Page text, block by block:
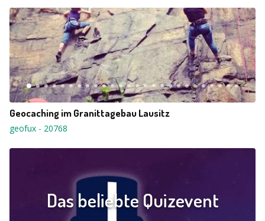
Geocaching im Granittagebau Lausitz
geofux - 20768
Das beliebte Quizevent